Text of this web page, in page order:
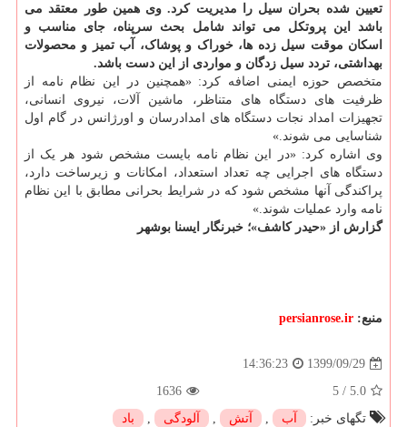
تعیین شده بحران سیل را مدیریت کرد. وی همین طور معتقد می
باشد این پروتکل می تواند شامل بحث سرپناه، جای مناسب و
اسکان موقت سیل زده ها، خوراک و پوشاک، آب تمیز و محصولات
بهداشتی، تردد سیل زدگان و مواردی از این دست باشد.
متخصص حوزه ایمنی اضافه کرد: «همچنین در این نظام نامه از
ظرفیت های دستگاه های متناظر، ماشین آلات، نیروی انسانی،
تجهیزات امداد نجات دستگاه های امدادرسان و اورژانس در گام اول
شناسایی می شوند.»
وی اشاره کرد: «در این نظام نامه بایست مشخص شود هر یک از
دستگاه های اجرایی چه تعداد استعداد، امکانات و زیرساخت دارد،
پراکندگی آنها مشخص شود که در شرایط بحرانی مطابق با این نظام
نامه وارد عملیات شوند.»
گزارش از «حیدر کاشف»؛ خبرنگار ایسنا بوشهر
منبع: persianrose.ir
1399/09/29
14:36:23
5.0
/
5
1636
تگهای خبر:
آب , آتش , آلودگی , باد